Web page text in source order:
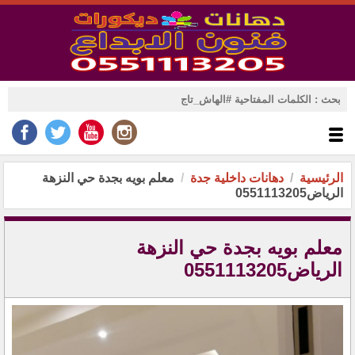
الرئيسية دهانات داخلية جدة
معلم بويه بجدة حي النزهة
الرياض0551113205
معلم بويه بجدة حي النزهة
الرياض0551113205